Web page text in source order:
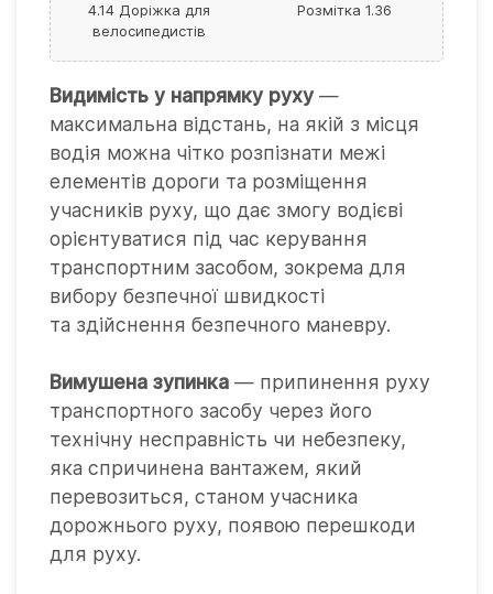
4.14 Доріжка для
велосипедистів
Розмітка 1.36
Видимість у напрямку руху—
максимальна відстань, на якій з місця
водія можна чітко розпізнати межі
елементів дороги та розміщення
учасників руху, що дає змогу водієві
орієнтуватися під час керування
транспортним засобом, зокрема для
вибору безпечної швидкості
та здійснення безпечного маневру.
Вимушена зупинка — припинення руху
транспортного засобу через його
технічну несправність чи небезпеку,
яка спричинена вантажем, який
перевозиться, станом учасника
дорожнього руху, появою перешкоди
для руху.